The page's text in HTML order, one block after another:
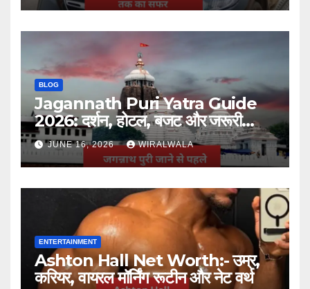
BLOG
Jagannath Puri Yatra Guide
2026: दर्शन, होटल, बजट और जरूरी
जानकारी
JUNE 16, 2026 WIRALWALA
ENTERTAINMENT
Ashton Hall Net Worth:- उम्र,
करियर, वायरल मॉर्निंग रूटीन और नेट वर्थ